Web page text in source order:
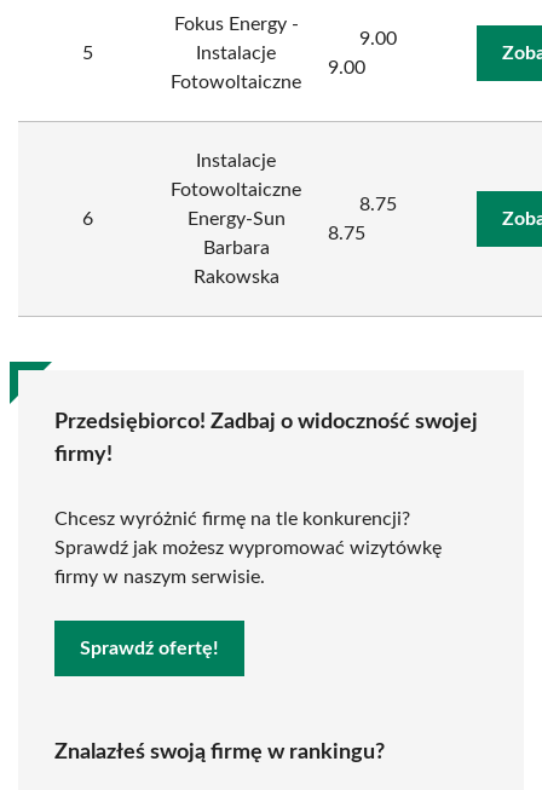
5
Fokus Energy -
Instalacje
Fotowoltaiczne
9.00
9.00
6
Instalacje
Fotowoltaiczne
Energy-Sun
Barbara
Rakowska
8.75
8.75
Przedsiębiorco! Zadbaj o widoczność swojej
firmy!
Chcesz wyróżnić firmę na tle konkurencji?
Sprawdź jak możesz wypromować wizytówkę
firmy w naszym serwisie.
Sprawdź ofertę!
Znalazłeś swoją firmę w rankingu?